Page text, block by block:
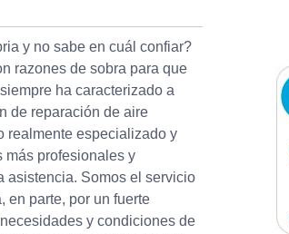
y no sabe en cuál confiar?
razones de sobra para que
ha caracterizado a
de reparación de aire
realmente especializado y
más profesionales y
asistencia. Somos el servicio
en parte, por un fuerte
y condiciones de